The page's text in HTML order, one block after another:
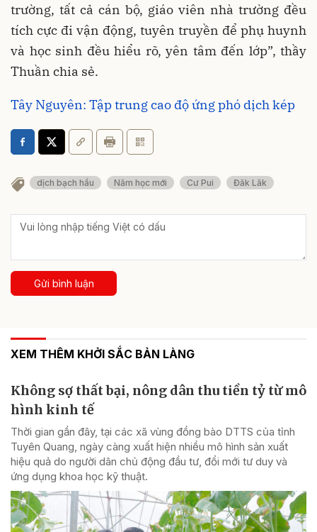
trường, tất cả cán bộ, giáo viên nhà trường đều
tích cực đi vận động, tuyên truyền để phụ huynh
và học sinh đều hiểu rõ, yên tâm đến lớp”, thầy
Thuần chia sẻ.
Tây Nguyên: Tập trung cao độ ứng phó dịch kép
dịch bạch hầu Năm học mới Cư Pui Đăk Lăk
Gửi bình luận
XEM THÊM KHỞI SẮC BẢN LÀNG
Không sợ thất bại, nông dân thu tiền tỷ từ mô
hình kinh tế
Thời gian gần đây, tại các xã vùng đồng bào DTTS của tỉnh
Tuyên Quang, ngày càng xuất hiện nhiều mô hình sản xuất
hiệu quả do người dân chủ động đầu tư, đổi mới tư duy và
ứng dụng khoa học kỹ thuật.